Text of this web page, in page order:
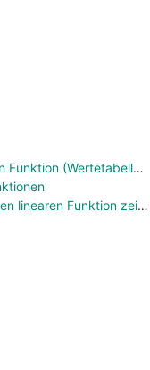
Die drei Gesichter der homogen linearen Funktion (Wertetabelle, Funktionsgleichung, Graph)
Anleitung: Funktionsgraph einer homogen linearen Funktion zeichnen